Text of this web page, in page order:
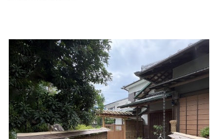
す。 扉を閉めた際には周囲の竹垣と自然につながり、全体
に統一感が生まれるよう製作しました。 目隠しとしての機
能を確保しながら、日常の出入りにも支障がない納まりと
なっています。 現場の寸法や建物との位置関係を確認し、
柱の位置や扉の開閉方向を調整しながら施工しています。 ◼️
青竹ならではのみずみずしい表情 施工直後の青竹は、鮮や
かでみずみずしい緑色が特徴です。建物の木部や庭の植栽と
も相性がよく、空間に自然な明るさと清涼感を与えてくれま